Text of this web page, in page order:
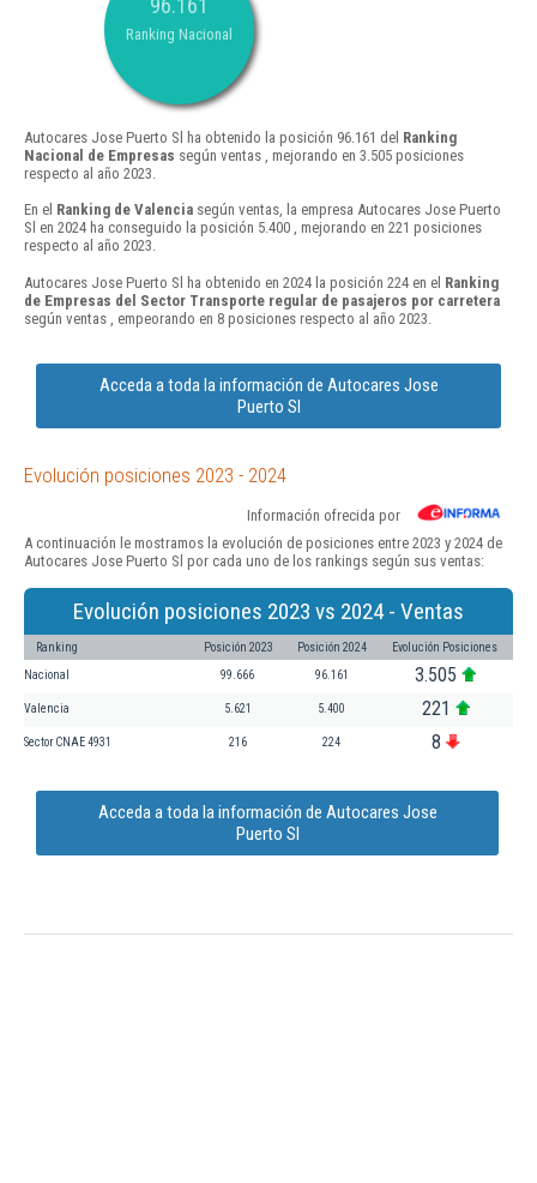
96.161
Ranking Nacional
Autocares Jose Puerto Sl ha obtenido la posición 96.161 del Ranking
Nacional de Empresas según ventas , mejorando en 3.505 posiciones
respecto al año 2023.
En el Ranking de Valencia según ventas, la empresa Autocares Jose Puerto
Sl en 2024 ha conseguido la posición 5.400 , mejorando en 221 posiciones
respecto al año 2023.
Autocares Jose Puerto Sl ha obtenido en 2024 la posición 224 en el Ranking
de Empresas del Sector Transporte regular de pasajeros por carretera
según ventas , empeorando en 8 posiciones respecto al año 2023.
Acceda a toda la información de Autocares Jose
Puerto Sl
Evolución posiciones 2023 - 2024
Información ofrecida por
A continuación le mostramos la evolución de posiciones entre 2023 y 2024 de
Autocares Jose Puerto Sl por cada uno de los rankings según sus ventas:
Evolución posiciones 2023 vs 2024 - Ventas
Ranking Posición 2023 Posición 2024 Evolución Posiciones
Nacional 99.666 96.161 3.505
Valencia 5.621 5.400 221
Sector CNAE 4931 216 224 8
Acceda a toda la información de Autocares Jose
Puerto Sl